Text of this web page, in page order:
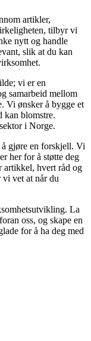
artikler,
tilbyr vi
nytt og handle
slik at du kan
vi er en
samarbeid mellom
Vi ønsker å bygge et
kan blomstre.
i Norge.
gjøre en forskjell. Vi
her for å støtte deg
artikkel, hvert råd og
vi vet at når du
La
oss, og skape en
for å ha deg med